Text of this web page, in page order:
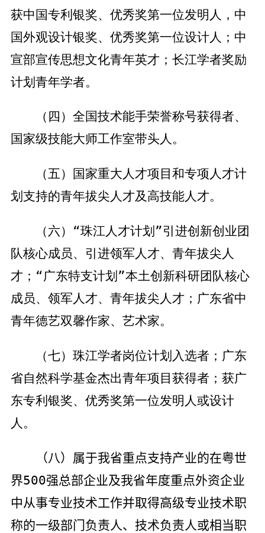
获中国专利银奖、优秀奖第一位发明人，中
国外观设计银奖、优秀奖第一位设计人；中
宣部宣传思想文化青年英才；长江学者奖励
计划青年学者。
（四）全国技术能手荣誉称号获得者、
国家级技能大师工作室带头人。
（五）国家重大人才项目和专项人才计
划支持的青年拔尖人才及高技能人才。
（六）“珠江人才计划”引进创新创业团
队核心成员、引进领军人才、青年拔尖人
才；“广东特支计划”本土创新科研团队核心
成员、领军人才、青年拔尖人才；广东省中
青年德艺双馨作家、艺术家。
（七）珠江学者岗位计划入选者；广东
省自然科学基金杰出青年项目获得者；获广
东专利银奖、优秀奖第一位发明人或设计
人。
（八）属于我省重点支持产业的在粤世
界500强总部企业及我省年度重点外资企业
中从事专业技术工作并取得高级专业技术职
称的一级部门负责人、技术负责人或相当职